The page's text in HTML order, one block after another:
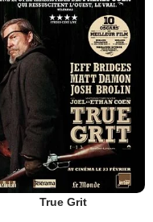
True Grit